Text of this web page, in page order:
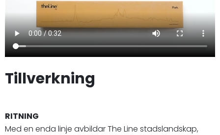
Tillverkning
RITNING
Med en enda linje avbildar The Line stadslandskap,